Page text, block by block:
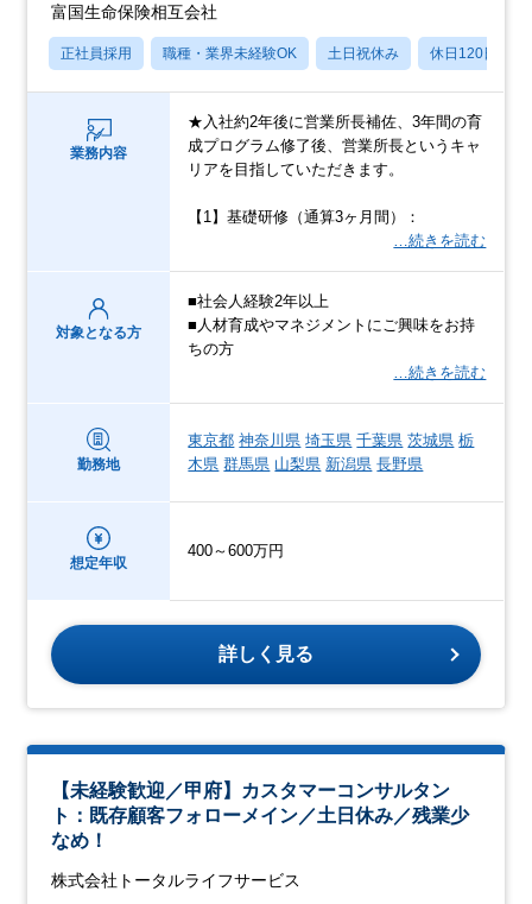
富国生命保険相互会社
正社員採用 職種・業界未経験OK 土日祝休み 休日120日以上
業務内容
★入社約2年後に営業所長補佐、3年間の育
成プログラム修了後、営業所長というキャ
リアを目指していただきます。
【1】基礎研修（通算3ヶ月間）：
…続きを読む
対象となる方
■社会人経験2年以上
■人材育成やマネジメントにご興味をお持
ちの方
…続きを読む
勤務地
東京都 神奈川県 埼玉県 千葉県 茨城県 栃
木県 群馬県 山梨県 新潟県 長野県
想定年収
400～600万円
詳しく見る
【未経験歓迎／甲府】カスタマーコンサルタン
ト：既存顧客フォローメイン／土日休み／残業少
なめ！
株式会社トータルライフサービス